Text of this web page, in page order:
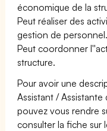
économique de la
Peut réaliser des
gestion de personnel.
Peut coordonner
structure.
Pour avoir une
Assistant /
pouvez vous rendre
consulter la fiche sur